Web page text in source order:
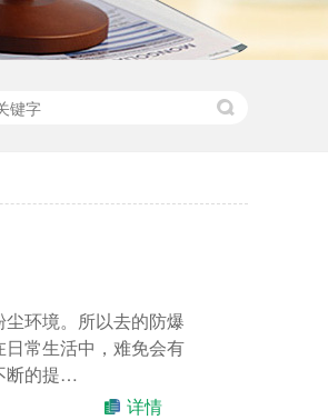
环境。所以去的防爆
常生活中，难免会有
断的提…
详情